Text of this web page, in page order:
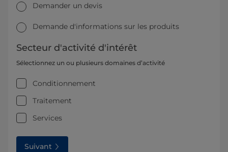
Demander un devis
Demande d'informations sur les produits
Secteur d'activité d'intérêt
Sélectionnez un ou plusieurs domaines d’activité
Conditionnement
Traitement
Services
Suivant